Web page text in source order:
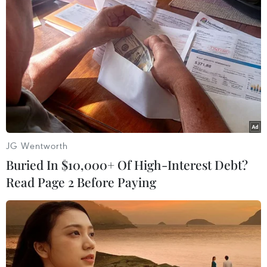
Những cơn mưa đầu mùa “giải nhiệt” cho
rừng ở Kiên Giang
27/06/2024 03:30
JG Wentworth
Buried In $10,000+ Of High-Interest Debt?
Read Page 2 Before Paying